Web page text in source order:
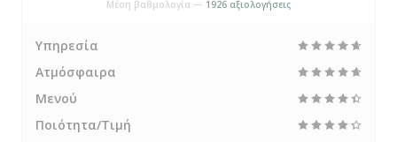
Μέση βαθμολογία — 1926 αξιολογήσεις
Υπηρεσία
Ατμόσφαιρα
Μενού
Ποιότητα/Τιμή